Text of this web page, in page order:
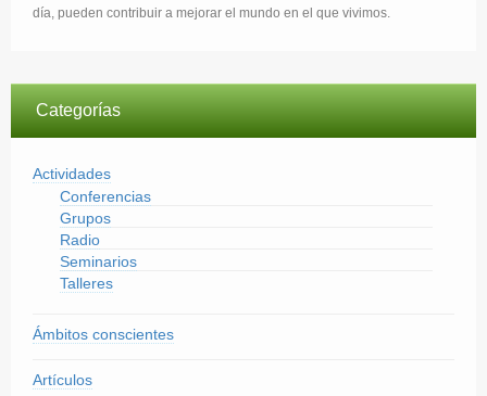
día, pueden contribuir a mejorar el mundo en el que vivimos.
Categorías
Actividades
Conferencias
Grupos
Radio
Seminarios
Talleres
Ámbitos conscientes
Artículos